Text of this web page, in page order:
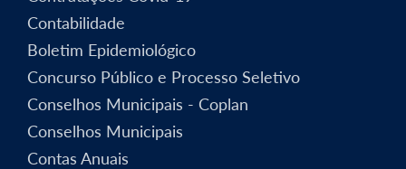
Contabilidade
Boletim Epidemiológico
Concurso Público e Processo Seletivo
Conselhos Municipais - Coplan
Conselhos Municipais
Contas Anuais